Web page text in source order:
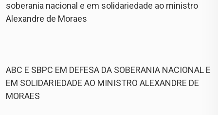
soberania nacional e em solidariedade ao ministro
Alexandre de Moraes
ABC E SBPC EM DEFESA DA SOBERANIA NACIONAL E
EM SOLIDARIEDADE AO MINISTRO ALEXANDRE DE
MORAES